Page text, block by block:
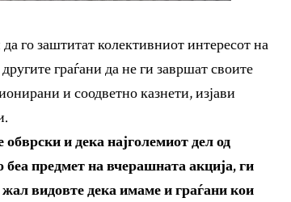
го заштитат колективниот интересот на
граѓани да не ги завршат своите
и соодветно казнети, изјави
и дека најголемиот дел од
предмет на вчерашната акција, ги
видовте дека имаме и граѓани кои